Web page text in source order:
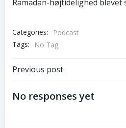
Ramadan-højtidelighed blevet
Categories:
Podcast
Tags:
No Tag
Post
navigation
Previous post
No responses yet